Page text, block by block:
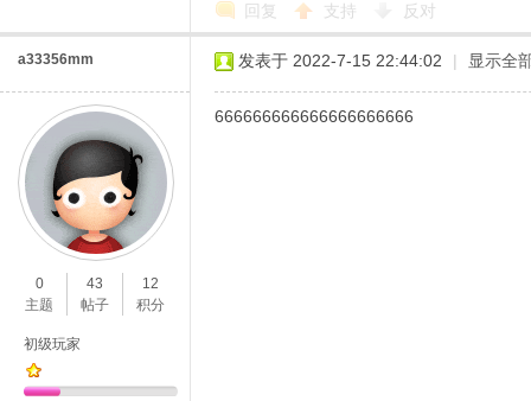
回复 支持 反对
a33356mm
0
主题
43
帖子
12
积分
初级玩家
发表于 2022-7-15 22:44:02 | 显示全
666666666666666666666